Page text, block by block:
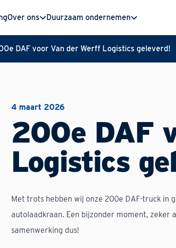
Over ons Duurzaam ondernemen
DAF voor Van der Werff Logistics geleverd!
4 maart 2026
200e DAF
Logistics
Met trots hebben wij onze 200e DAF-truck in
autolaadkraan. Een bijzonder moment, zeker
samenwerking dus!